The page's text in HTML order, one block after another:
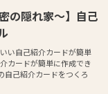
の隠れ家～】自己
い自己紹介カードが簡単
カードが簡単に作成でき
自己紹介カードをつくろ